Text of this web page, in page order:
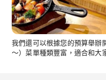
我們還可以根據您的預算舉辦
～）菜單種類豐富，適合和大